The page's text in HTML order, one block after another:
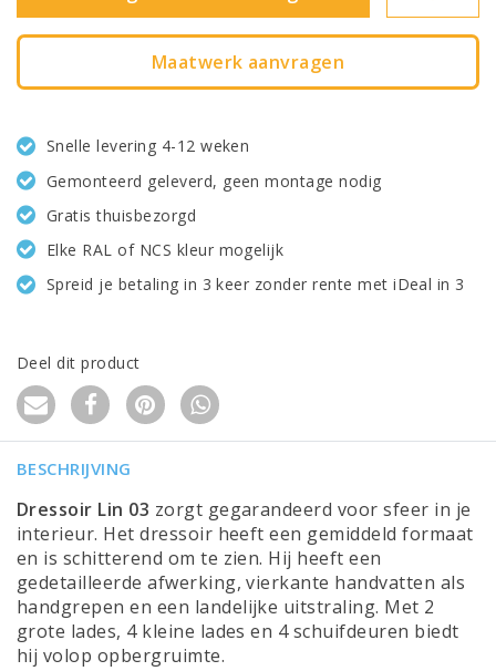
Maatwerk aanvragen
Snelle levering 4-12 weken
Gemonteerd geleverd, geen montage nodig
Gratis thuisbezorgd
Elke RAL of NCS kleur mogelijk
Spreid je betaling in 3 keer zonder rente met iDeal in 3
Deel dit product
BESCHRIJVING
Dressoir Lin 03 zorgt gegarandeerd voor sfeer in je
interieur. Het dressoir heeft een gemiddeld formaat
en is schitterend om te zien. Hij heeft een
gedetailleerde afwerking, vierkante handvatten als
handgrepen en een landelijke uitstraling. Met 2
grote lades, 4 kleine lades en 4 schuifdeuren biedt
hij volop opbergruimte.